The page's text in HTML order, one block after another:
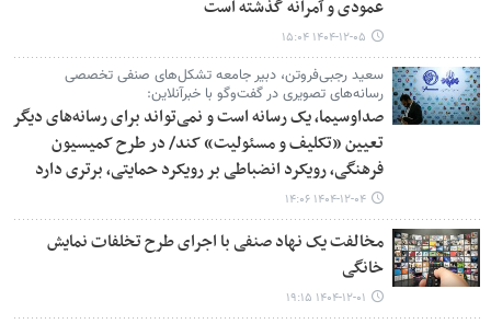
عمودی و آمرانه گذشته است
۱۴۰۴-۱۲-۰۵ ۱۵:۰۴
سعید رجبی‌فروتن، دبیر جامعه تشکل‌های صنفی تخصصی
رسانه‌های تصویری در گفت‌وگو با خبرآنلاین:
صداوسیما، یک رسانه است و نمی‌تواند برای رسانه‌های دیگر
تعیین «تکلیف و مسئولیت» کند/ در طرح کمیسیون
فرهنگی، رویکرد انضباطی بر رویکرد حمایتی، برتری دارد
۱۴۰۴-۱۲-۰۴ ۱۴:۰۶
مخالفت یک نهاد صنفی با اجرای طرح تخلفات نمایش
خانگی
۱۴۰۴-۱۲-۰۱ ۱۹:۱۵